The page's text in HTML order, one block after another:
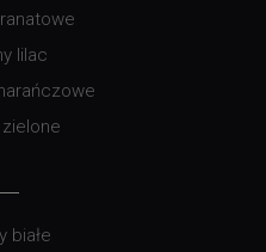
lilac
zielone
białe